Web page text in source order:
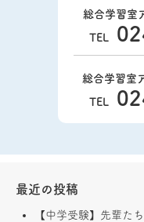
総合学習室
TEL
総合学習室
TEL
最近の投稿
【中学受験】先輩た